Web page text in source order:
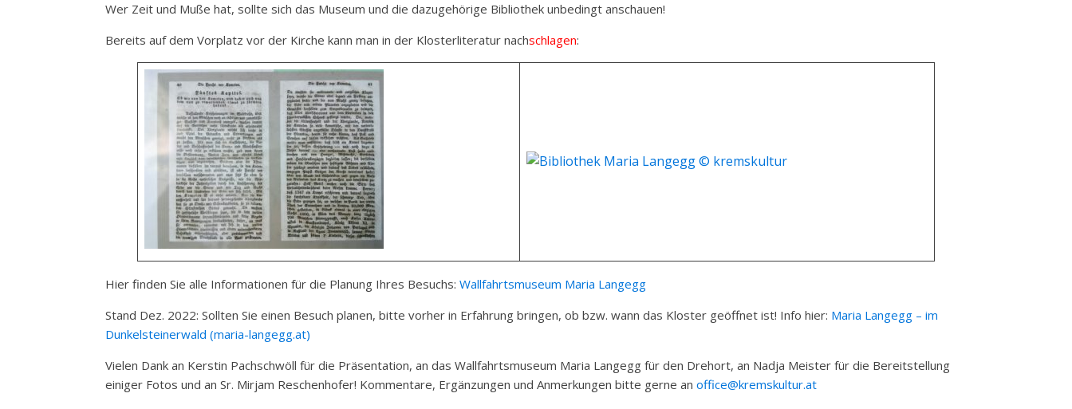
Wer Zeit und Muße hat, sollte sich das Museum und die dazugehörige Bibliothek unbedingt anschauen!
Bereits auf dem Vorplatz vor der Kirche kann man in der Klosterliteratur nachschlagen:
Hier finden Sie alle Informationen für die Planung Ihres Besuchs: Wallfahrtsmuseum Maria Langegg
Stand Dez. 2022: Sollten Sie einen Besuch planen, bitte vorher in Erfahrung bringen, ob bzw. wann das Kloster geöffnet ist! Info hier: Maria Langegg – im
Dunkelsteinerwald (maria-langegg.at)
Vielen Dank an Kerstin Pachschwöll für die Präsentation, an das Wallfahrtsmuseum Maria Langegg für den Drehort, an Nadja Meister für die Bereitstellung
einiger Fotos und an Sr. Mirjam Reschenhofer! Kommentare, Ergänzungen und Anmerkungen bitte gerne an office@kremskultur.at